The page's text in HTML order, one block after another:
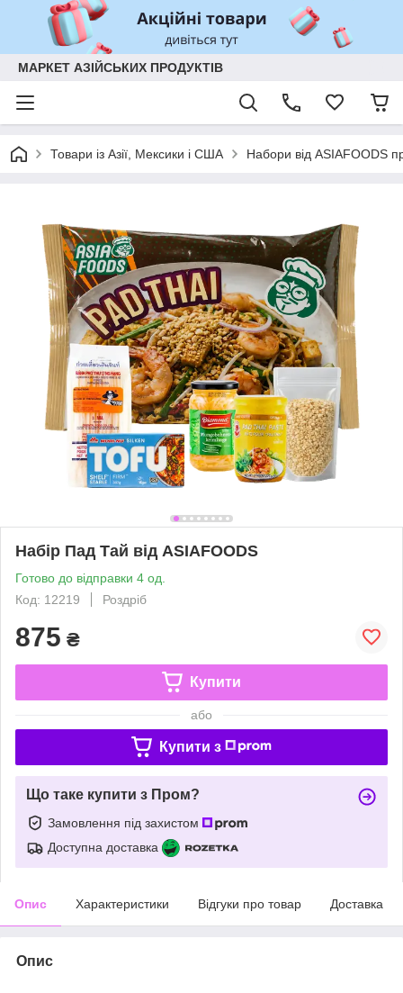
МАРКЕТ АЗІЙСЬКИХ ПРОДУКТІВ
Товари із Азії, Мексики і США Набори від ASIAFOODS
Набір Пад Тай від ASIAFOODS
Готово до відправки 4 од.
Код: 12219
Роздріб
875 ₴
Купити
або
Купити з
Що таке купити з Пром?
Замовлення під захистом
Доступна доставка
Опис Характеристики Відгуки про товар Доставка
Опис